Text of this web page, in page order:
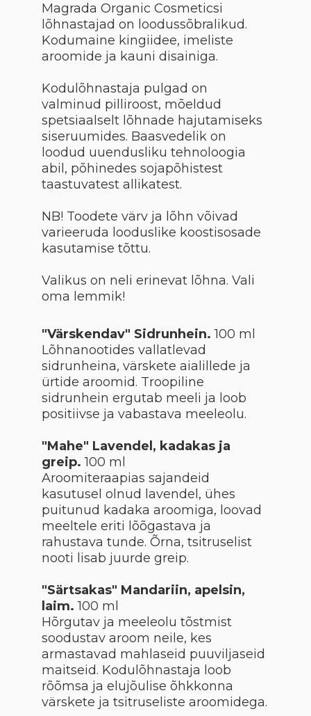
Magrada Organic Cosmeticsi
lõhnastajad on loodussõbralikud.
Kodumaine kingiidee, imeliste
aroomide ja kauni disainiga.
Kodulõhnastaja pulgad on
valminud pilliroost, mõeldud
spetsiaalselt lõhnade hajutamiseks
siseruumides. Baasvedelik on
loodud uuendusliku tehnoloogia
abil, põhinedes sojapõhistest
taastuvatest allikatest.
NB! Toodete värv ja lõhn võivad
varieeruda looduslike koostisosade
kasutamise tõttu.
Valikus on neli erinevat lõhna. Vali
oma lemmik!
"Värskendav" Sidrunhein.100 ml
Lõhnanootides vallatlevad
sidrunheina, värskete aialillede ja
ürtide aroomid. Troopiline
sidrunhein ergutab meeli ja loob
positiivse ja vabastava meeleolu.
"Mahe" Lavendel, kadakas ja
greip. 100 ml
Aroomiteraapias sajandeid
kasutusel olnud lavendel, ühes
puitunud kadaka aroomiga, loovad
meeltele eriti lõõgastava ja
rahustava tunde. Õrna, tsitruselist
nooti lisab juurde greip.
"Särtsakas" Mandariin, apelsin,
laim. 100 ml
Hõrgutav ja meeleolu tõstmist
soodustav aroom neile, kes
armastavad mahlaseid puuviljaseid
maitseid. Kodulõhnastaja loob
rõõmsa ja elujõulise õhkkonna
värskete ja tsitruseliste aroomidega.